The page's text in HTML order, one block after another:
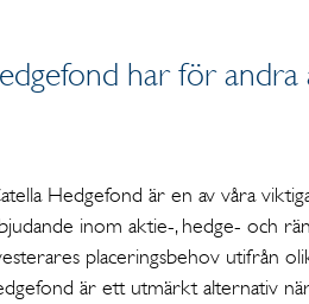
har för
Hedgefond är en av våra
inom aktie-, hedge- och
placeringsbehov utifrån
är ett utmärkt alternativ